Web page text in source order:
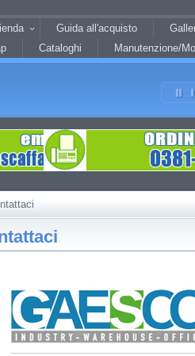
Guida all'acquisto
Cataloghi Manutenzione/